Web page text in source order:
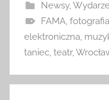
Newsy,
FAMA, fotografia
elektroniczna
taniec teatr,